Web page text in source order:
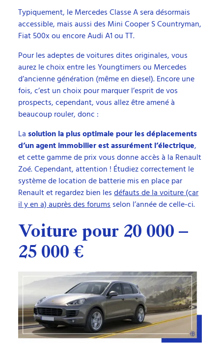
Typiquement, le Mercedes Classe A sera désormais
accessible, mais aussi des Mini Cooper S Countryman,
Fiat 500x ou encore Audi A1 ou TT.
Pour les adeptes de voitures dites originales, vous
aurez le choix entre les Youngtimers ou Mercedes
d’ancienne génération (même en diesel). Encore une
fois, c’est un choix pour marquer l’esprit de vos
prospects, cependant, vous allez être amené à
beaucoup rouler, donc :
Lasolution la plus optimale pour les déplacements
d’un agent immobilier est assurément l’électrique,
et cette gamme de prix vous donne accès à la Renault
Zoé. Cependant, attention ! Étudiez correctement le
système de location de batterie mis en place par
Renault et regardez bien lesdéfauts de la voiture (car
il y en a) auprès des forumsselon l’année de celle-ci.
Voiture pour 20 000 –
25 000 €